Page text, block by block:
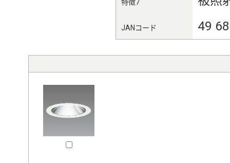
特徴7
JANコード 49